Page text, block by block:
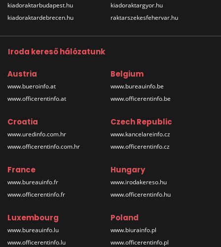
kiadoraktarbudapest.hu
kiadoraktardebrecen.hu
kiadoraktargyor.hu
raktarszekesfehervar.hu
Iroda kereső hálózatunk
Austria
www.bueroinfo.at
www.officerentinfo.at
Belgium
www.bureauinfo.be
www.officerentinfo.be
Croatia
www.uredinfo.com.hr
www.officerentinfo.com.hr
Czech Republic
www.kancelareinfo.cz
www.officerentinfo.cz
France
www.bureauinfo.fr
www.officerentinfo.fr
Hungary
www.irodakereso.hu
www.officerentinfo.hu
Luxembourg
www.bureauinfo.lu
www.officerentinfo.lu
Poland
www.biurainfo.pl
www.officerentinfo.pl